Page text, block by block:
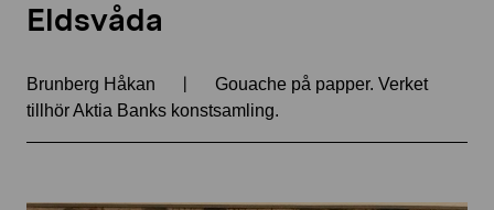
Eldsvåda
Brunberg Håkan |
Gouache på papper. Verket
tillhör Aktia Banks konstsamling.